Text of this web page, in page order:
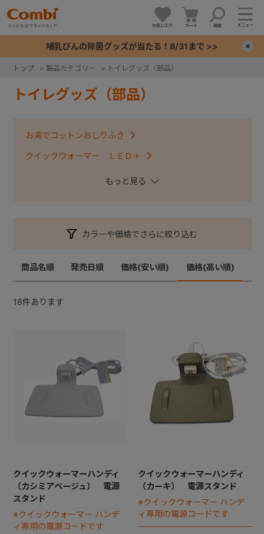
お気に入り カート 検索 メニュー
哺乳びんの除菌グッズが当たる！8/31まで >>
トップ > 製品カテゴリー > トイレグッズ（部品）
トイレグッズ（部品）
お湯でコットンおしりふき
クイックウォーマー ＬＥＤ＋
クイックウォーマー ハンディ
幼児用補助便座ステップ付EXカラーや価格でさらに絞り込む
商品名順 発売日順 価格(安い順) 価格(高い順)
18件あります
クイックウォーマーハンディ
（カシミアベージュ） 電源
スタンド
※クイックウォーマー ハンデ
ィ専用の電源コードです
クイックウォーマーハンディ
（カーキ） 電源スタンド
※クイックウォーマー ハンデ
ィ専用の電源コードです